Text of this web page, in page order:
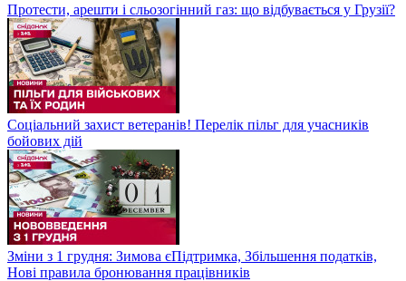
Протести, арешти і сльозогінний газ: що відбувається у Грузії?
Соціальний захист ветеранів! Перелік пільг для учасників
бойових дій
Зміни з 1 грудня: Зимова єПідтримка, Збільшення податків,
Нові правила бронювання працівників